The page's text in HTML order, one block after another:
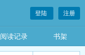
登陆 注册
阅读记录 书架